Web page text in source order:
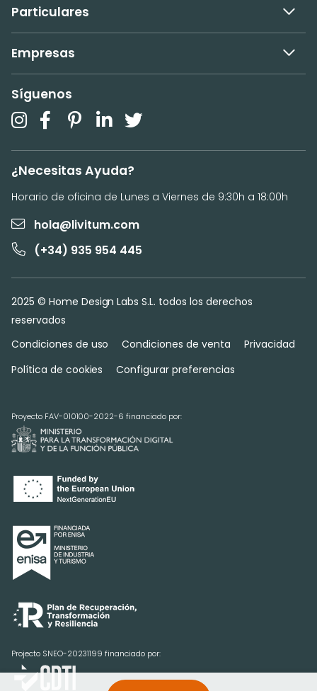
Particulares
Empresas
Síguenos
¿Necesitas Ayuda?
Horario de oficina de Lunes a Viernes de 9:30h a 18:00h
hola@livitum.com
(+34) 935 954 445
2025 © Home Design Labs S.L. todos los derechos
reservados
Condiciones de uso
Condiciones de venta
Privacidad
Política de cookies
Configurar preferencias
Proyecto FAV-010100-2022-6 financiado por:
Projecto SNEO-20231199 financiado por: